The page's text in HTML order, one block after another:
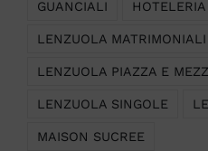
GUANCIALI HOTELERIA
LENZUOLA MATRIMONIALI
LENZUOLA PIAZZA E
LENZUOLA SINGOLE
MAISON SUCREE